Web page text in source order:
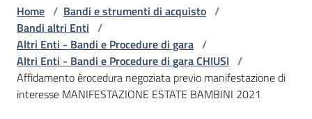
telematici
L'Agenzia
Home / Bandi e strumenti di acquisto /
Bandi altri Enti /
Altri Enti - Bandi e Procedure di gara /
Altri Enti - Bandi e Procedure di gara CHIUSI /
Affidamento èrocedura negoziata previo manifestazione di
interesse MANIFESTAZIONE ESTATE BAMBINI 2021